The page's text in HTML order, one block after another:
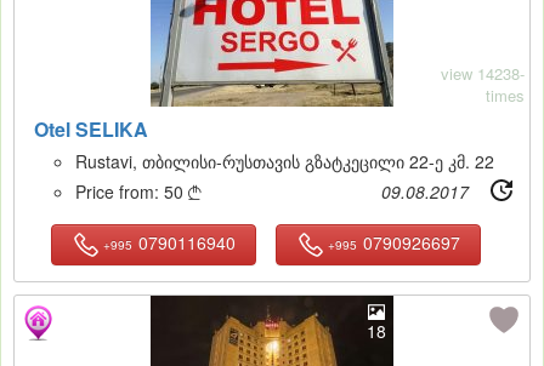
Otel SELIKA
view 14238-
times
Rustavi, თბილისი-რუსთავის გზატკეცილი 22-ე კმ. 22
Price from: 50  09.08.2017
+995 0790116940 +995 0790926697
18